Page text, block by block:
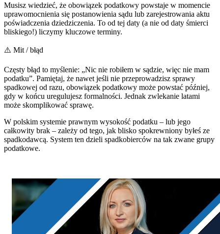
Musisz wiedzieć, że obowiązek podatkowy powstaje w momencie
uprawomocnienia się postanowienia sądu lub zarejestrowania aktu
poświadczenia dziedziczenia. To od tej daty (a nie od daty śmierci
bliskiego!) liczymy kluczowe terminy.
⚠️ Mit / błąd
Częsty błąd to myślenie: „Nic nie robiłem w sądzie, więc nie mam
podatku”. Pamiętaj, że nawet jeśli nie przeprowadzisz sprawy
spadkowej od razu, obowiązek podatkowy może powstać później,
gdy w końcu uregulujesz formalności. Jednak zwlekanie latami
może skomplikować sprawę.
W polskim systemie prawnym wysokość podatku – lub jego
całkowity brak – zależy od tego, jak blisko spokrewniony byłeś ze
spadkodawcą. System ten dzieli spadkobierców na tak zwane grupy
podatkowe.